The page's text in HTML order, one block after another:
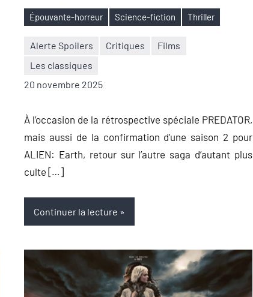
Étiquettes
Épouvante-horreur Science-fiction Thriller
Alerte Spoilers Critiques
Films
Les classiques
20 novembre 2025
Nicolas
Auger
Aucun
commentaire
À l’occasion de la rétrospective spéciale PREDATOR,
mais aussi de la confirmation d’une saison 2 pour
ALIEN: Earth, retour sur l’autre saga d’autant plus
culte […]
Continuer la lecture